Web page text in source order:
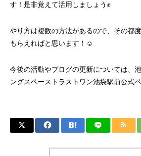
す！是非覚えて活用しましょう✊
やり方は複数の方法があるので、その都
もらえればと思います！☺️
今後の活動やブログの更新については、
ングスペーストラストワン池袋駅前公式